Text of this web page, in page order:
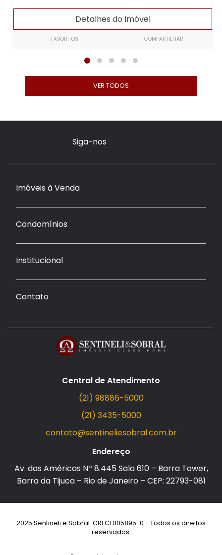
Detalhes do Imóvel
FAVORITOS COMPARTILHAR
VER TODOS
Siga-nos
Imóveis à Venda
Condomínios
Institucional
Contato
Central de Atendimento
(21) 98886-5000
(21) 3435-5000
contato@sentineliesobral.com.br
Endereço
Av. das Américas Nº 8.445 Sala 610 – Barra Tower,
Barra da Tijuca – Rio de Janeiro – CEP: 22793-081
2025 Sentineli e Sobral. CRECI 005895-0 - Todos os direitos
reservados.